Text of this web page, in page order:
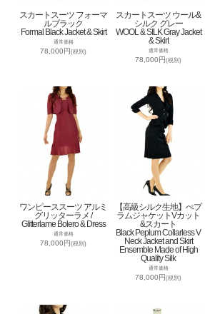
スカートスーツ フォーマ
ルブラック
Formal Black Jacket & Skirt
通常価格
78,000円(税別)
スカートスーツ ウール&
シルク グレー
WOOL & SILK Gray Jacket
& Skirt
通常価格
78,000円(税別)
ワンピーススーツ アルミ
グリッターラメ /
Glitterlame Bolero & Dress
通常価格
78,000円(税別)
【高級シルク生地】ぺプ
ラムジャケットVカット
&スカート
Black Peplum Collarless V
Neck Jacket and Skirt
Ensemble Made of High
Quality Silk
通常価格
78,000円(税別)